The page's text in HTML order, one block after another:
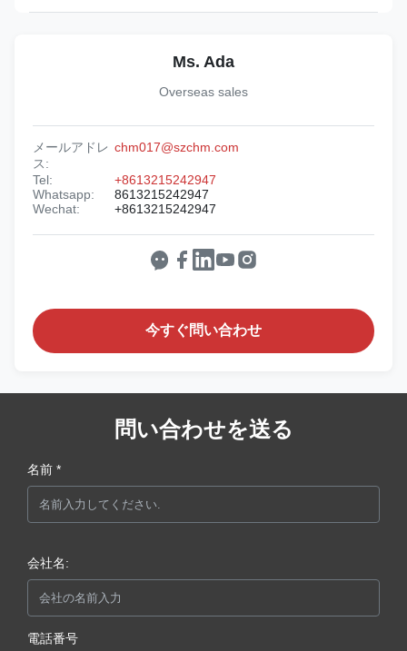
Ms. Ada
Overseas sales
メールアドレ
ス:
chm017@szchm.com
Tel:
+8613215242947
Whatsapp:
8613215242947
Wechat:
+8613215242947
今すぐ問い合わせ
問い合わせを送る
名前 *
会社名:
電話番号